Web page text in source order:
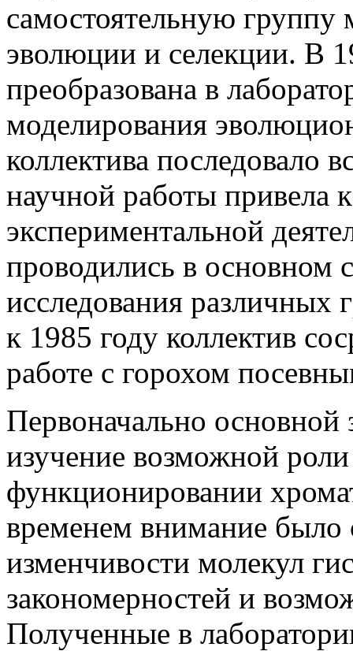
самостоятельную
эволюции и селекции. В
преобразована в
моделирования
коллектива последовало
научной работы привела
экспериментальной
проводились в основном
исследования различных
к 1985 году коллектив
работе с горохом
Первоначально основной
изучение возможной
функционировании
временем внимание было
изменчивости молекул
закономерностей и
Полученные в